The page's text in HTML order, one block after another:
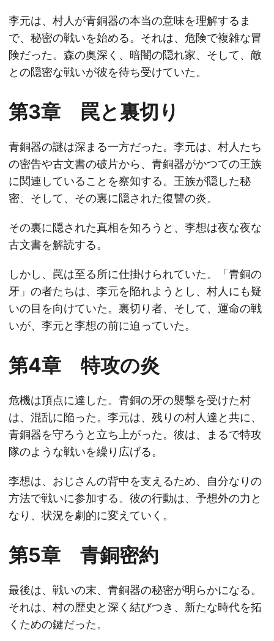
李元は、村人が青銅器の本当の意味を理解するま
で、秘密の戦いを始める。それは、危険で複雑な冒
険だった。森の奥深く、暗闇の隠れ家、そして、敵
との隠密な戦いが彼を待ち受けていた。
第3章 罠と裏切り
青銅器の謎は深まる一方だった。李元は、村人たち
の密告や古文書の破片から、青銅器がかつての王族
に関連していることを察知する。王族が隠した秘
密、そして、その裏に隠された復讐の炎。
その裏に隠された真相を知ろうと、李想は夜な夜な
古文書を解読する。
しかし、罠は至る所に仕掛けられていた。「青銅の
牙」の者たちは、李元を陥れようとし、村人にも疑
いの目を向けていた。裏切り者、そして、運命の戦
いが、李元と李想の前に迫っていた。
第4章 特攻の炎
危機は頂点に達した。青銅の牙の襲撃を受けた村
は、混乱に陥った。李元は、残りの村人達と共に、
青銅器を守ろうと立ち上がった。彼は、まるで特攻
隊のような戦いを繰り広げる。
李想は、おじさんの背中を支えるため、自分なりの
方法で戦いに参加する。彼の行動は、予想外の力と
なり、状況を劇的に変えていく。
第5章 青銅密約
最後は、戦いの末、青銅器の秘密が明らかになる。
それは、村の歴史と深く結びつき、新たな時代を拓
くための鍵だった。